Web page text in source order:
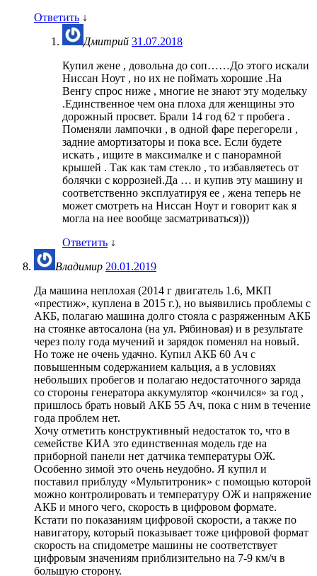
Ответить ↓
Дмитрий 31.07.2018
Купил жене , довольна до соп……До этого искали
Ниссан Ноут , но их не поймать хорошие .На
Венгу спрос ниже , многие не знают эту модельку
.Единственное чем она плоха для женщины это
дорожный просвет. Брали 14 год 62 т пробега .
Поменяли лампочки , в одной фаре перегорели ,
задние амортизаторы и пока все. Если будете
искать , ищите в максималке и с панорамной
крышей . Так как там стекло , то избавляетесь от
болячки с коррозией.Да … и купив эту машину и
соответственно эксплуатируя ее , жена теперь не
может смотреть на Ниссан Ноут и говорит как я
могла на нее вообще засматриваться)))
Ответить ↓
Владимир 20.01.2019
Да машина неплохая (2014 г двигатель 1.6, МКП
«престиж», куплена в 2015 г.), но выявились проблемы с
АКБ, полагаю машина долго стояла с разряженным АКБ
на стоянке автосалона (на ул. Рябиновая) и в результате
через полу года мучений и зарядок поменял на новый.
Но тоже не очень удачно. Купил АКБ 60 Ач с
повышенным содержанием кальция, а в условиях
небольших пробегов и полагаю недостаточного заряда
со стороны генератора аккумулятор «кончился» за год ,
пришлось брать новый АКБ 55 Ач, пока с ним в течение
года проблем нет.
Хочу отметить конструктивный недостаток то, что в
семействе КИА это единственная модель где на
приборной панели нет датчика температуры ОЖ.
Особенно зимой это очень неудобно. Я купил и
поставил приблуду «Мультитроник» с помощью которой
можно контролировать и температуру ОЖ и напряжение
АКБ и много чего, скорость в цифровом формате.
Кстати по показаниям цифровой скорости, а также по
навигатору, который показывает тоже цифровой формат
скорость на спидометре машины не соответствует
цифровым значениям приблизительно на 7-9 км/ч в
большую сторону.